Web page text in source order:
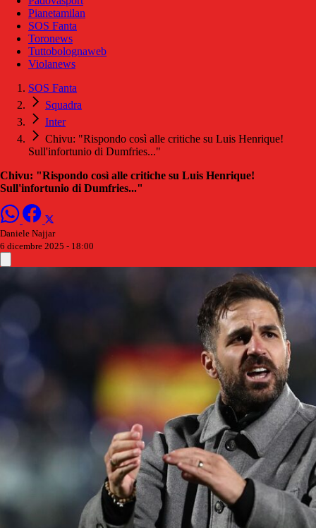
Pianetamilan
SOS Fanta
Toronews
Tuttobolognaweb
Violanews
SOS Fanta
Squadra
Inter
Chivu: "Rispondo così alle critiche su Luis Henrique!
Sull'infortunio di Dumfries..."
Chivu: "Rispondo così alle critiche su Luis Henrique!
Sull'infortunio di Dumfries..."
Daniele Najjar
6 dicembre 2025 - 18:00